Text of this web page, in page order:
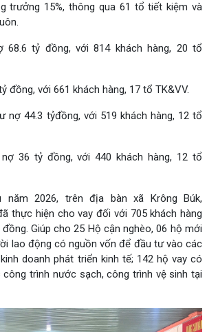
trưởng 15%, thông qua 61 tổ tiết kiệm và
68.6 tỷ đồng, với 814 khách hàng, 20 tổ
đồng, với 661 khách hàng, 17 tổ TK&VV.
nợ 44.3 tỷđồng, với 519 khách hàng, 12 tổ
36 tỷ đồng, với 440 khách hàng, 12 tổ
năm 2026, trên địa bàn xã Krông Búk,
thực hiện cho vay đối với 705 khách hàng
Giúp cho 25 Hộ cận nghèo, 06 hộ mới
lao động có nguồn vốn để đầu tư vào các
doanh phát triển kinh tế; 142 hộ vay có
trình nước sạch, công trình vệ sinh tại